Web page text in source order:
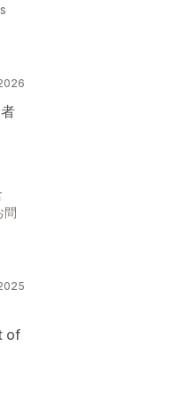
問
of